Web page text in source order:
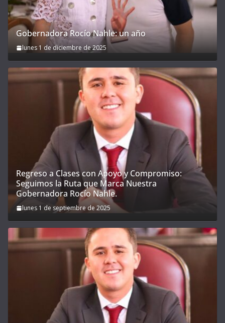
Gobernadora Rocío Nahle: un año
lunes 1 de diciembre de 2025
Regreso a Clases con Apoyo y Compromiso:
Seguimos la Ruta que Marca Nuestra
Gobernadora Rocío Nahle.
lunes 1 de septiembre de 2025